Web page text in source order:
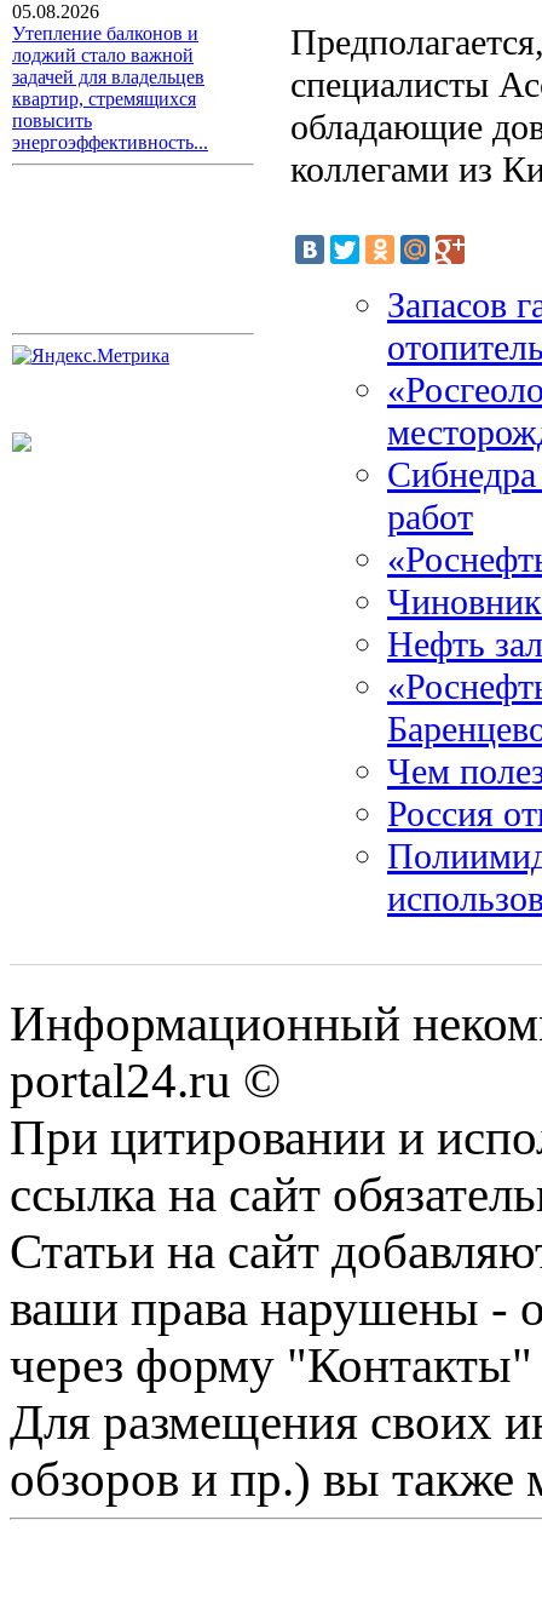
05.08.2026
Утепление балконов и
лоджий стало важной
задачей для владельцев
квартир, стремящихся
повысить
энергоэффективность...
специалисты
обладающие
коллегами из
Запасов
работ
Нефть
Чем
Россия
Информационный
portal24.ru ©
При цитировании и
ссылка на сайт
Статьи на сайт
ваши права нарушены -
через форму "Контакты"
Для размещения своих
обзоров и пр.) вы также